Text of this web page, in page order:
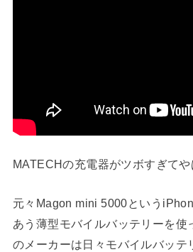
MATECHの充電器がツボすぎてや
元々Magon mini 5000という
あう薄型モバイルバッテリーを使
のメーカーは日々モバイルバッテ